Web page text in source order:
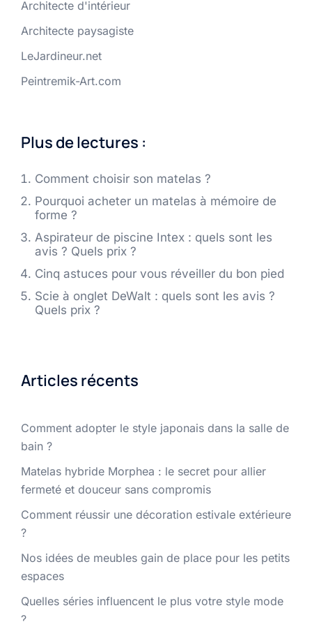
Architecte d'intérieur
Architecte paysagiste
LeJardineur.net
Peintremik-Art.com
Plus de lectures :
Comment choisir son matelas ?
Pourquoi acheter un matelas à mémoire de
forme ?
Aspirateur de piscine Intex : quels sont les
avis ? Quels prix ?
Cinq astuces pour vous réveiller du bon pied
Scie à onglet DeWalt : quels sont les avis ?
Quels prix ?
Articles récents
Comment adopter le style japonais dans la salle de
bain ?
Matelas hybride Morphea : le secret pour allier
fermeté et douceur sans compromis
Comment réussir une décoration estivale extérieure
?
Nos idées de meubles gain de place pour les petits
espaces
Quelles séries influencent le plus votre style mode